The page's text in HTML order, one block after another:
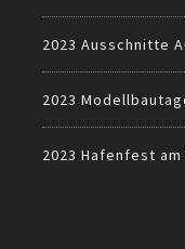
2023 Ausschnitte
2023
2023 Hafenfest